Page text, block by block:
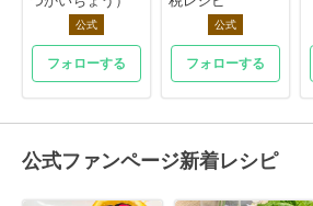
公式
フォローする
公式
フォローする
公式ファンページ新着レシピ